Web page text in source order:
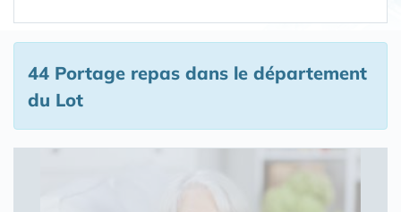
44 Portage repas dans le département
du Lot